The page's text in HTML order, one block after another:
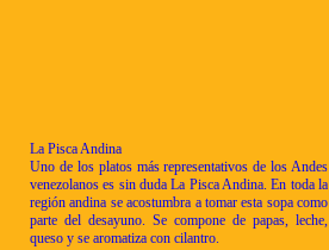
La Pisca Andina
Uno de los platos más representativos de los Andes
venezolanos es sin duda La Pisca Andina. En toda la
región andina se acostumbra a tomar esta sopa como
parte del desayuno. Se compone de papas, leche,
queso y se aromatiza con cilantro.